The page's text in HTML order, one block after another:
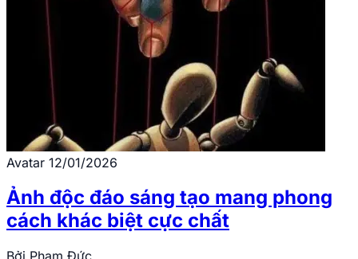
Avatar 12/01/2026
Ảnh độc đáo sáng tạo mang phong
cách khác biệt cực chất